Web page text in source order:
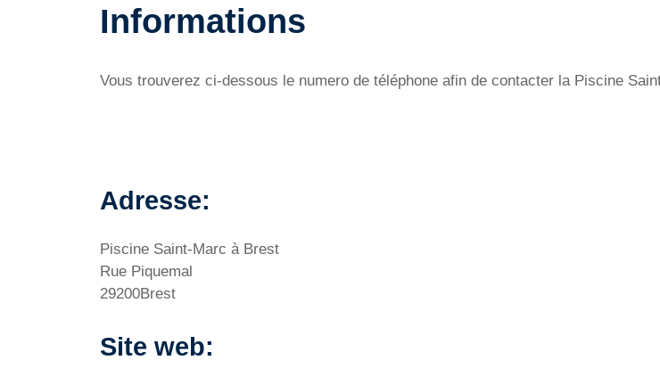
Informations
Vous trouverez ci-dessous le numero de téléphone afin de contacter la Piscine
Adresse:
Piscine Saint-Marc à Brest
Rue Piquemal
29200Brest
Site web: